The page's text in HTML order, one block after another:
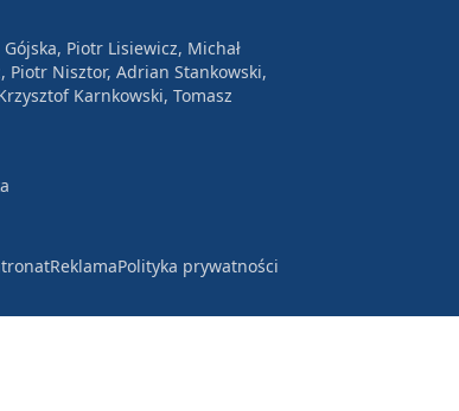
Piotr Lisiewicz, Michał
Piotr Nisztor, Adrian Stankowski,
Karnkowski, Tomasz
ReklamaPolityka prywatności